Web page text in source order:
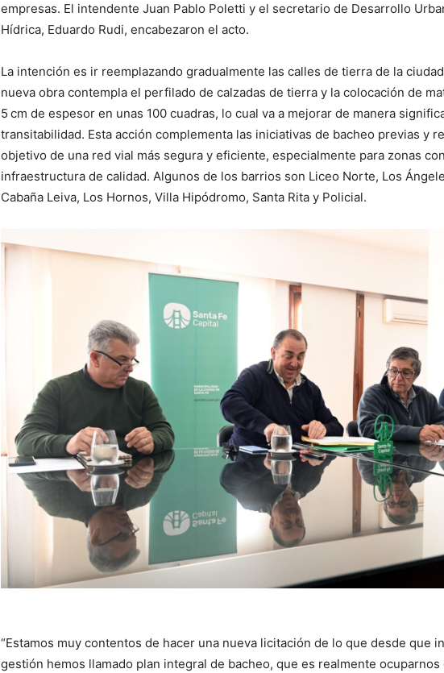
empresas. El intendente Juan Pablo Poletti y el secretario de Desarrollo
Hídrica, Eduardo Rudi, encabezaron el acto.
La intención es ir reemplazando gradualmente las calles de tierra de la
nueva obra contempla el perfilado de calzadas de tierra y la colocación de
5 cm de espesor en unas 100 cuadras, lo cual va a mejorar de manera
transitabilidad. Esta acción complementa las iniciativas de bacheo previas y
objetivo de una red vial más segura y eficiente, especialmente para zonas
infraestructura de calidad. Algunos de los barrios son Liceo Norte, Los
Cabaña Leiva, Los Hornos, Villa Hipódromo, Santa Rita y Policial.
“Estamos muy contentos de hacer una nueva licitación de lo que desde que
gestión hemos llamado plan integral de bacheo, que es realmente ocuparnos